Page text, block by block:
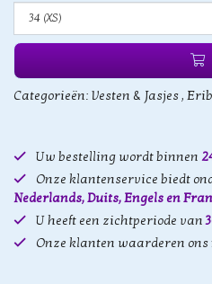
Categorieën: Vesten & Jasjes,
Uw bestelling wordt binnen
Onze klantenservice biedt
Nederlands, Duits, Engels en
U heeft een zichtperiode van
Onze klanten waarderen ons